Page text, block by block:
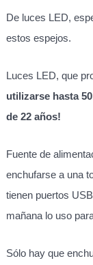
De luces LED,
estos espejos.
Luces LED, que
utilizarse hasta
de 22 años!
Fuente de
enchufarse a una
tienen puertos
mañana lo uso
Sólo hay que